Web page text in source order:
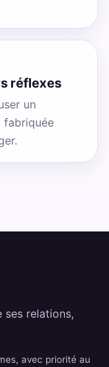
réflexes
un
fabriquée
ses relations,
avec priorité au